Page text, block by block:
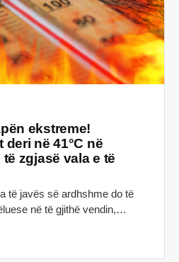
ekstreme!
në 41°C në
zgjasë vala e të
të javës së ardhshme do të
në të gjithë vendin,…